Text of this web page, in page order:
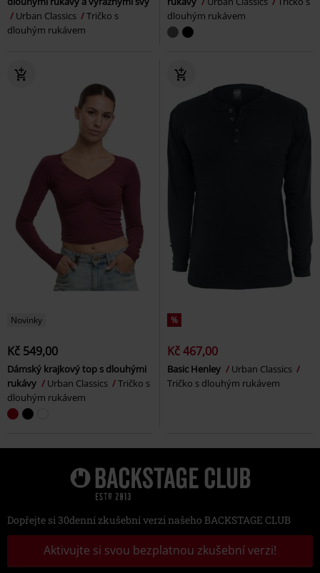
Urban Classics
Tričko s
dlouhým rukávem
dlouhým rukávem
Novinky
Kč 549,00
Dámský krajkový top s dlouhými
rukávy
Urban Classics
Tričko s
dlouhým rukávem
%
Kč 467,00
Basic Henley
Urban Classics
Tričko s dlouhým rukávem
Dopřejte si 30denní zkušební verzi našeho BACKSTAGE CLUB
Aktivujte si svou bezplatnou zkušební verzi!